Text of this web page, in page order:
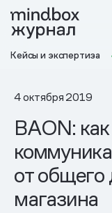
Кейсы и экспертиза
4 октября 2019
BAON:
от общего
магазина